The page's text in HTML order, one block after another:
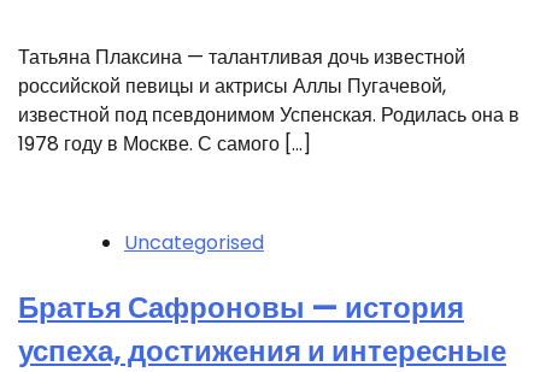
Татьяна Плаксина — талантливая дочь известной
российской певицы и актрисы Аллы Пугачевой,
известной под псевдонимом Успенская. Родилась она в
1978 году в Москве. С самого […]
Uncategorised
Братья Сафроновы — история
успеха, достижения и интересные